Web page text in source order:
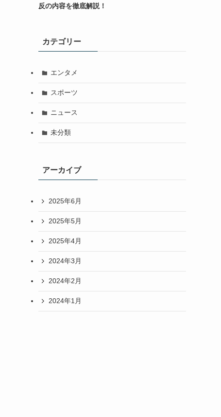
反の内容を徹底解説！
カテゴリー
エンタメ
スポーツ
ニュース
未分類
アーカイブ
2025年6月
2025年5月
2025年4月
2024年3月
2024年2月
2024年1月